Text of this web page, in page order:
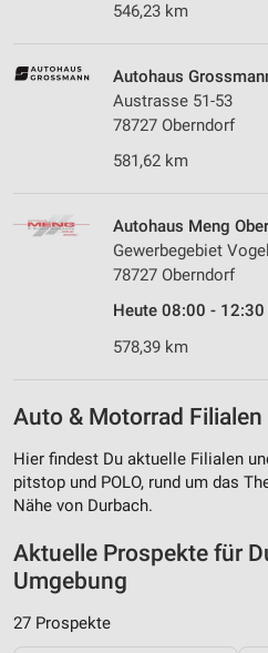
546,23 km
Autohaus
Austrasse 51-53
78727 Oberndorf
581,62 km
Autohaus Meng
Gewerbegebiet
78727 Oberndorf
Heute 08:00 - 12:30
578,39 km
Auto & Motorrad Filialen
Hier findest Du aktuelle Filialen
pitstop und POLO, rund um das
Nähe von Durbach.
Aktuelle Prospekte für
Umgebung
27 Prospekte